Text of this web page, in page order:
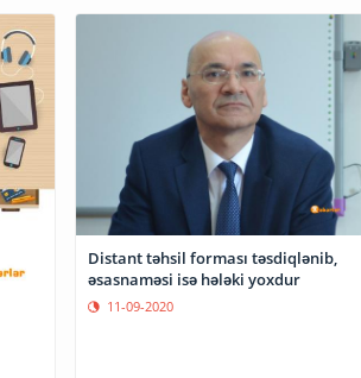
Distant təhsil forması təsdiqlənib,
əsasnaməsi isə hələki yoxdur
11-09-2020